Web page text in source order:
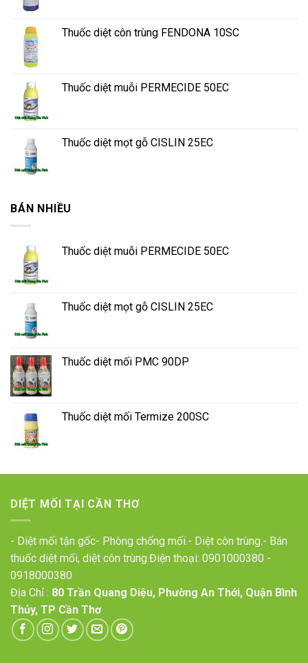
Thuốc diệt côn trùng FENDONA 10SC
Thuốc diệt muỗi PERMECIDE 50EC
Thuốc diệt mọt gỗ CISLIN 25EC
BÁN NHIỀU
Thuốc diệt muỗi PERMECIDE 50EC
Thuốc diệt mọt gỗ CISLIN 25EC
Thuốc diệt mối PMC 90DP
Thuốc diệt mối Termize 200SC
DIỆT MỐI TẠI CẦN THƠ
- Diệt mối tận gốc- Phòng chống mối.- Diệt côn trùng.- Bán
thuốc diệt mối, diệt côn trùng.Điện thoại: 0901000380 -
0918000380
Địa Chỉ : 80 Trần Quang Diệu, Phường An Thới, Quận Bình
Thủy, TP Cần Thơ